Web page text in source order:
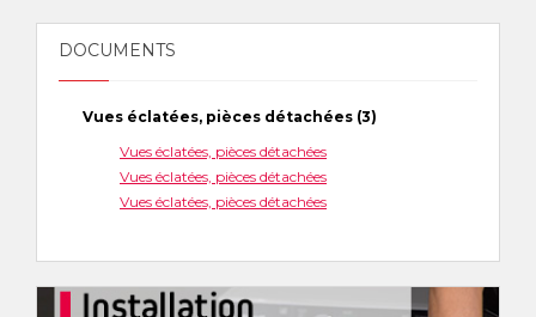
DOCUMENTS
Vues éclatées, pièces détachées (3)
Vues éclatées, pièces détachées
Vues éclatées, pièces détachées
Vues éclatées, pièces détachées